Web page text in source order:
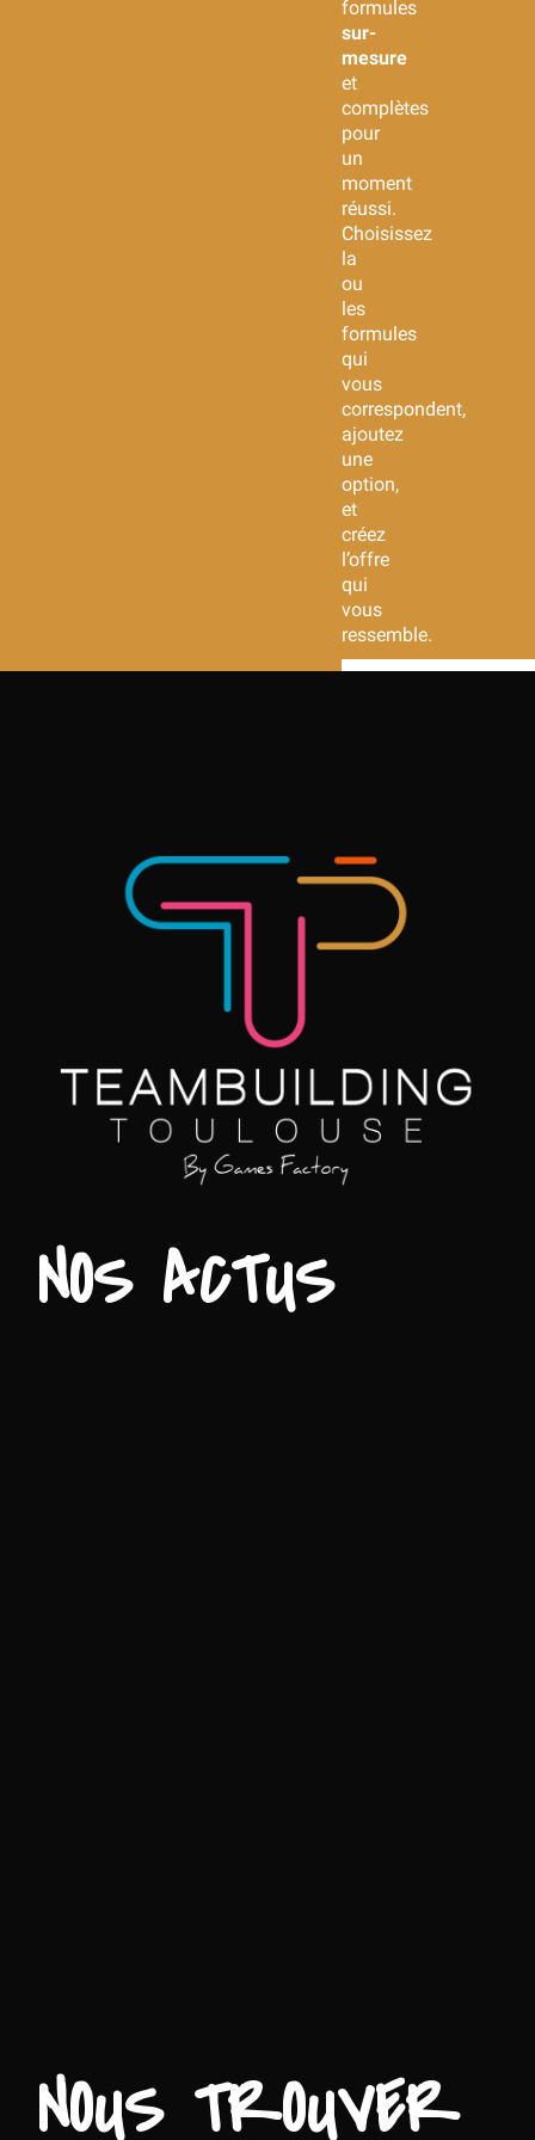
formules
sur-
mesure
et
complètes
pour
un
moment
réussi.
Choisissez
la
ou
les
formules
qui
vous
correspondent,
ajoutez
une
option,
et
créez
l’offre
qui
vous
ressemble.
NOS ACTUS
NOUS TROUVER